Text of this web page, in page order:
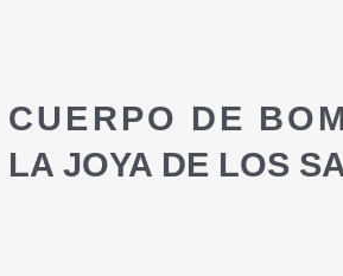
CUERPO DE
LA JOYA DE LOS